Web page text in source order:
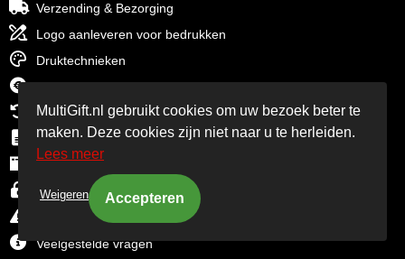
Verzending & Bezorging
Logo aanleveren voor bedrukken
Druktechnieken
Betaalinformatie
Retourbeleid
Algemene voorwaarden
Cookiebeleid
Privacyverklaring
Disclaimer
Veelgestelde vragen
MultiGift.nl gebruikt cookies om uw bezoek beter te
maken. Deze cookies zijn niet naar u te herleiden.
Lees meer
Weigeren